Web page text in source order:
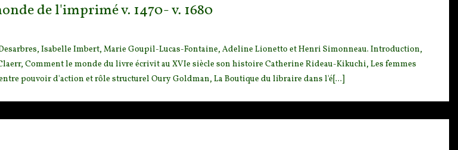
de l'imprimé v. 1470- v. 1680
Isabelle Imbert, Marie Goupil-Lucas-Fontaine, Adeline Lionetto et Henri Simonneau. Introduction,
Comment le monde du livre écrivit au XVIe siècle son histoire Catherine Rideau-Kikuchi, Les femmes
pouvoir d'action et rôle structurel Oury Goldman, La Boutique du libraire dans l'é[...]